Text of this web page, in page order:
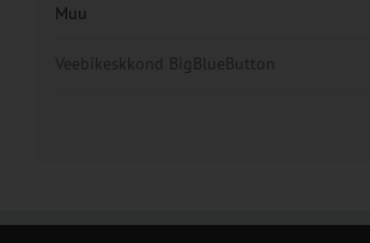
Muu
Veebikeskkond BigBlueButton